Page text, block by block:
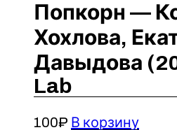
Попкорн —
Хохлова,
Давыдова
Lab
100₽ В корзину